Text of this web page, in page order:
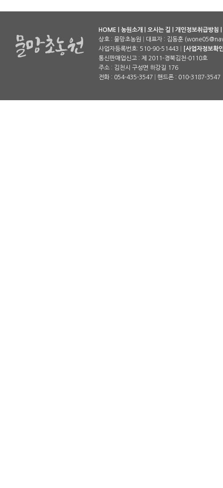
HOME 농원소개 오시는 길 개인정보취급방침
상호 : 물망초농원
대표자 : 김동훈
사업자등록번호: 510-90-51443
[사업자정보확
통신판매업신고 : 제 2011-경북김천-0110호
주소 : 김천시 구성면 하강길 176
전화 : 054-435-3547
핸드폰 : 010-3187-3547